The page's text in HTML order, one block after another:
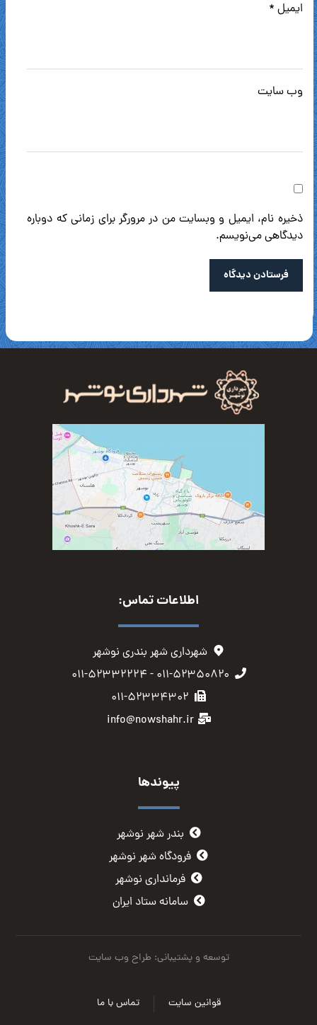
ایمیل *
وب‌ سایت
ذخیره نام، ایمیل و وبسایت من در مرورگر برای زمانی که دوباره
دیدگاهی می‌نویسم.
فرستادن دیدگاه
اطلاعات تماس:
شهرداری شهر بندری نوشهر
۰۱۱-۵۲۳۵۰۸۲۰ - ۰۱۱-۵۲۳۳۲۲۲۴
۰۱۱-۵۲۳۳۴۳۰۲
info@nowshahr.ir
پیوندها
بندر شهر نوشهر
فرودگاه شهر نوشهر
فرمانداری نوشهر
سامانه ستاد ایران
توسعه و پشتیبانی: طراح وب سایت
تماس با ما قوانین سایت